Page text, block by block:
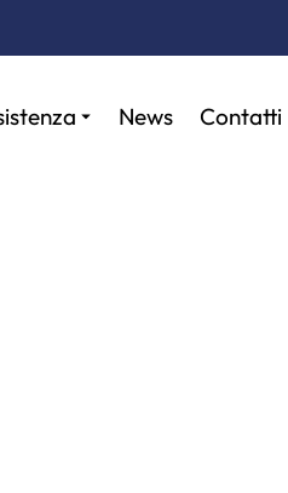
News Contatti